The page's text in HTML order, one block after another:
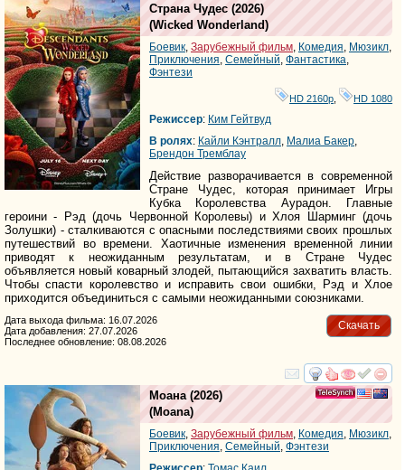
Страна Чудес (2026)
(Wicked Wonderland)
Боевик Зарубежный фильм Комедия Мюзикл
Приключения Семейный Фантастика
Фэнтези
HD 2160р HD 1080
Режиссер: Ким Гейтвуд
В ролях: Кайли Кэнтралл Малиа Бакер
Брендон Тремблаy
Действие разворачивается в современной
Стране Чудес, которая принимает Игры
Кубка Королевства Аурадон. Главные
героини - Рэд (дочь Червонной Королевы) и Хлоя Шарминг (дочь
Золушки) - сталкиваются с опасными последствиями своих прошлых
путешествий во времени. Хаотичные изменения временной линии
приводят к неожиданным результатам, и в Стране Чудес
объявляется новый коварный злодей, пытающийся захватить власть.
Чтобы спасти королевство и исправить свои ошибки, Рэд и Хлое
приходится объединиться с самыми неожиданными союзниками.
Скачать
Дата выхода фильма: 16.07.2026
Дата добавления: 27.07.2026
Последнее обновление: 08.08.2026
смотреть
Моана (2026)
(Moana)
Боевик Зарубежный фильм Комедия Мюзикл
Приключения Семейный Фэнтези